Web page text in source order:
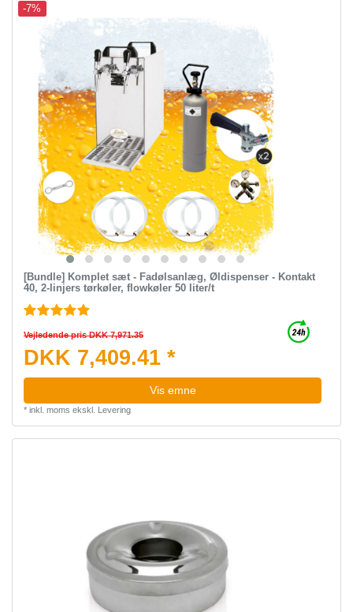
-7%
[Bundle] Komplet sæt - Fadølsanlæg, Øldispenser - Kontakt
40, 2-linjers tørkøler, flowkøler 50 liter/t
Vejledende pris DKK 7,971.35
DKK 7,409.41 *
Vis emne
* inkl. moms ekskl. Levering